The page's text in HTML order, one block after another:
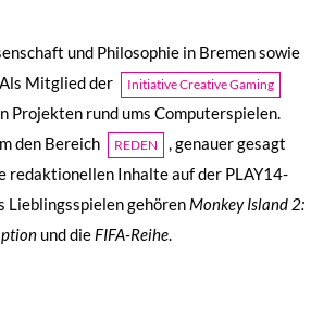
und Philosophie in Bremen sowie
Mitglied der
Initiative Creative Gaming
Projekten rund ums Computerspielen.
den Bereich
REDEN
, genauer gesagt
redaktionellen Inhalte auf der PLAY14-
gehören Monkey Island 2:
und die FIFA-Reihe